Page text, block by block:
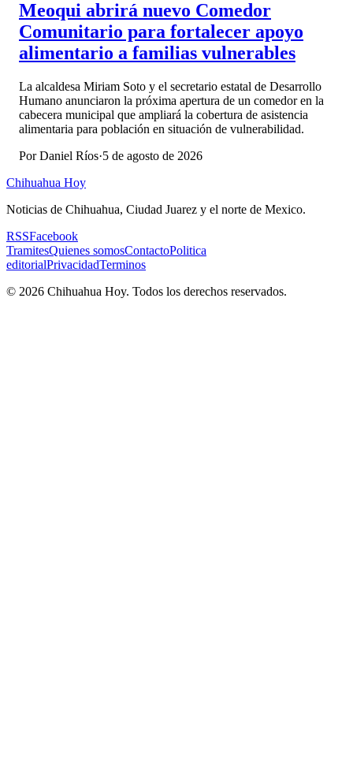
Meoqui abrirá nuevo Comedor
Comunitario para fortalecer apoyo
alimentario a familias vulnerables
La alcaldesa Miriam Soto y el secretario estatal de Desarrollo
Humano anunciaron la próxima apertura de un comedor en la
cabecera municipal que ampliará la cobertura de asistencia
alimentaria para población en situación de vulnerabilidad.
PorDaniel Ríos·5 de agosto de 2026
Chihuahua Hoy
Noticias de Chihuahua, Ciudad Juarez y el norte de Mexico.
RSSFacebook
TramitesQuienes somosContactoPolitica
editorialPrivacidadTerminos
© 2026 Chihuahua Hoy. Todos los derechos reservados.